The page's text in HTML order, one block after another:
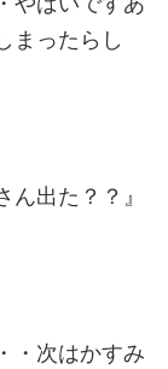
まったらし
出た？？』
・次はかすみ